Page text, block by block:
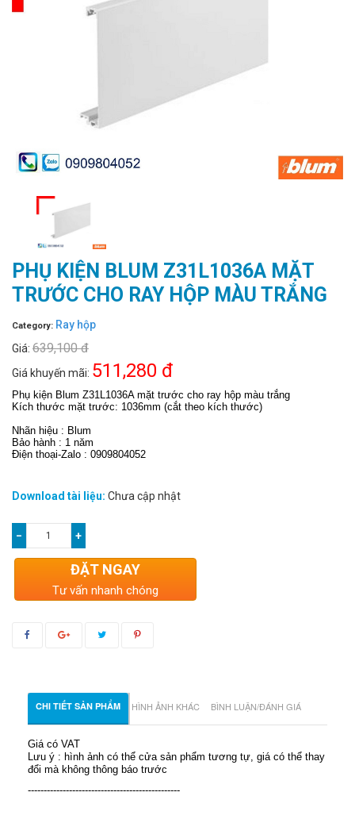
PHỤ KIỆN BLUM Z31L1036A MẶT
TRƯỚC CHO RAY HỘP MÀU TRẮNG
Category: Ray hộp
Giá: 639,100 đ
Giá khuyến mãi: 511,280 đ
Phụ kiện Blum Z31L1036A mặt trước cho ray hộp màu trắng
Kích thước mặt trước: 1036mm (cắt theo kích thước)
Nhãn hiệu : Blum
Bảo hành : 1 năm
Điện thoại-Zalo : 0909804052
Download tài liệu: Chưa cập nhật
− +
ĐẶT NGAY
Tư vấn nhanh chóng
CHI TIẾT SẢN PHẨM HÌNH ẢNH KHÁC BÌNH LUẬN/ĐÁNH GIÁ
Giá có VAT
Lưu ý : hình ảnh có thể cửa sản phẩm tương tự, giá có thể thay
đổi mà không thông báo trước
------------------------------------------------